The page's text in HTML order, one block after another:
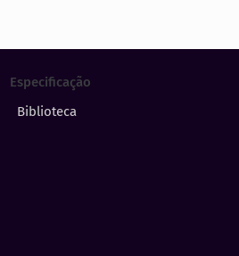
Especificação
Biblioteca